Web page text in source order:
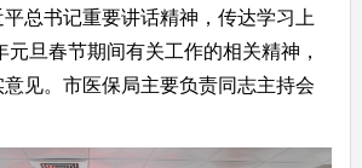
总书记重要讲话精神，传达学习上
旦春节期间有关工作的相关精神，
见。市医保局主要负责同志主持会